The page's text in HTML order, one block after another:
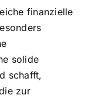
finanzielle
solide
schafft,
zur